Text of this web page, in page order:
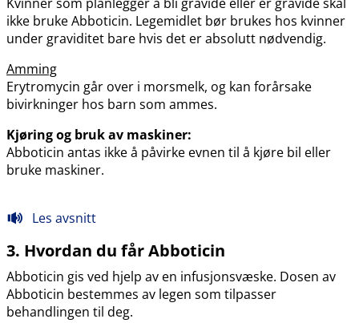
ikke bruke Abboticin. Legemidlet bør brukes hos kvinner
under graviditet bare hvis det er absolutt nødvendig.
Amming
Erytromycin går over i morsmelk, og kan forårsake
bivirkninger hos barn som ammes.
Kjøring og bruk av maskiner:
Abboticin antas ikke å påvirke evnen til å kjøre bil eller
bruke maskiner.
Les avsnitt
3. Hvordan du får Abboticin
Abboticin gis ved hjelp av en infusjonsvæske. Dosen av
Abboticin bestemmes av legen som tilpasser
behandlingen til deg.